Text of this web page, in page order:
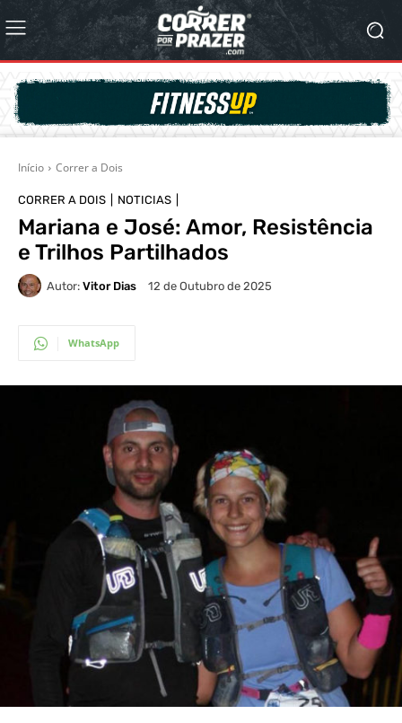
Início Correr a Dois
CORRER A DOIS NOTICIAS
Mariana e José: Amor, Resistência
e Trilhos Partilhados
Autor: Vitor Dias 12 de Outubro de 2025
WhatsApp